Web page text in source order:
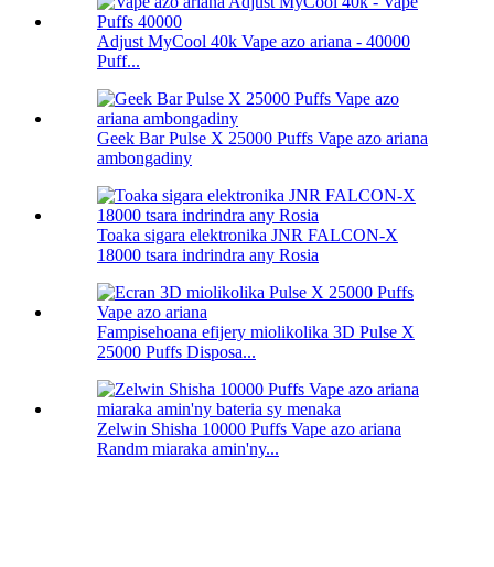
Adjust MyCool 40k Vape azo ariana - 40000
Puff...
Geek Bar Pulse X 25000 Puffs Vape azo ariana
ambongadiny
Toaka sigara elektronika JNR FALCON-X
18000 tsara indrindra any Rosia
Fampisehoana efijery miolikolika 3D Pulse X
25000 Puffs Disposa...
Zelwin Shisha 10000 Puffs Vape azo ariana
Randm miaraka amin'ny...